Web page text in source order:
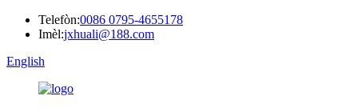
Telefòn:0086 0795-4655178
Imèl:jxhuali@188.com
English